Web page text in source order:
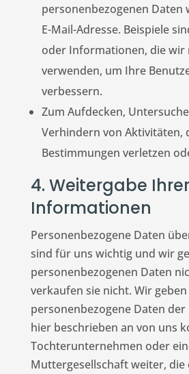
personenbezogenen Daten
E-Mail-Adresse. Beispiele
oder Informationen, die wir
verwenden, um Ihre
verbessern.
Zum Aufdecken,
Verhindern von Aktivitäten,
Bestimmungen verletzen
4. Weitergabe Ihrer
Informationen
Personenbezogene Daten
sind für uns wichtig und wir
personenbezogenen Daten
verkaufen sie nicht. Wir geben
personenbezogene Daten
hier beschrieben an von uns
Tochterunternehmen oder
Muttergesellschaft weiter,